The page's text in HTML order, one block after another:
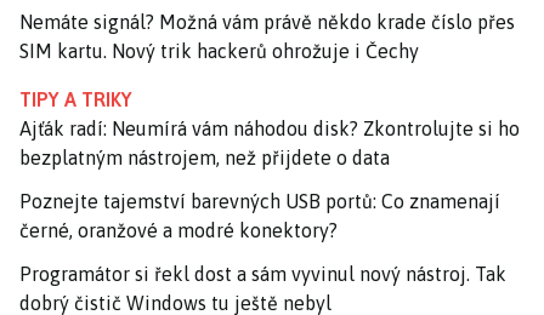
Nemáte signál? Možná vám právě někdo krade číslo přes
SIM kartu. Nový trik hackerů ohrožuje i Čechy
TIPY A TRIKY
Ajťák radí: Neumírá vám náhodou disk? Zkontrolujte si ho
bezplatným nástrojem, než přijdete o data
Poznejte tajemství barevných USB portů: Co znamenají
černé, oranžové a modré konektory?
Programátor si řekl dost a sám vyvinul nový nástroj. Tak
dobrý čistič Windows tu ještě nebyl